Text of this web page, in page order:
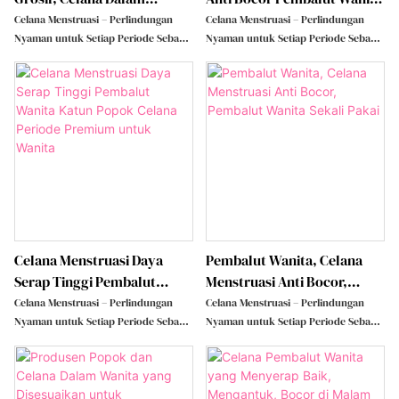
Menstruasi OEM Sekali
Pakai, Celana Sanitasi Sekali
Pakai, Pembalut Wanita
Untuk Penggunaan Malam
Hari
Celana Menstruasi – Perlindungan
Nyaman untuk Setiap Periode Sebagai
tradisional, celana menstruasi
menggabungkan kenyamanan,
perlindungan kebocoran, dan
kemudahan dalam satu desain.
Celana ini dirancang khusus untuk
malam.
Dengan Celana Haid Anti
Bocor
Celana Menstruasi – Perlindungan
Nyaman untuk Setiap Periode Sebagai
tradisional, celana menstruasi
menggabungkan kenyamanan,
perlindungan kebocoran, dan
malam.
Celana Menstruasi Daya
Serap Tinggi Pembalut
Wanita Katun Popok Celana
Periode Premium Untuk
Wanita
Celana Menstruasi – Perlindungan
Nyaman untuk Setiap Periode Sebagai
tradisional, celana menstruasi
menggabungkan kenyamanan,
Pembalut Wanita, Celana
Menstruasi Anti Bocor,
Pembalut Wanita Sekali
Pakai
Celana Menstruasi – Perlindungan
Nyaman untuk Setiap Periode Sebagai
tradisional, celana menstruasi
menggabungkan kenyamanan,